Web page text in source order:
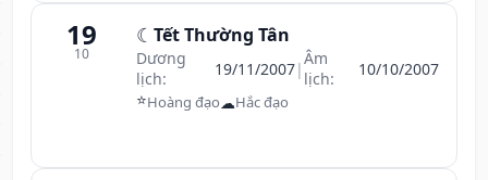
19
10
☾ Tết Thường Tân
Dương
lịch:
19/11/2007|Âm
lịch:
10/10/2007
⭐Hoàng đạo☁Hắc đạo